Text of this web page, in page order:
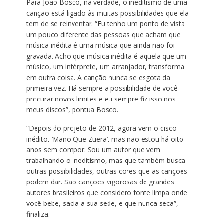
Para João Bosco, na verdade, o ineditismo de uma
canção está ligado às muitas possibilidades que ela
tem de se reinventar. “Eu tenho um ponto de vista
um pouco diferente das pessoas que acham que
música inédita é uma música que ainda não foi
gravada. Acho que música inédita é aquela que um
músico, um intérprete, um arranjador, transforma
em outra coisa. A canção nunca se esgota da
primeira vez. Há sempre a possibilidade de você
procurar novos limites e eu sempre fiz isso nos
meus discos”, pontua Bosco.
“Depois do projeto de 2012, agora vem o disco
inédito, ‘Mano Que Zuera’, mas não estou há oito
anos sem compor. Sou um autor que vem
trabalhando o ineditismo, mas que também busca
outras possibilidades, outras cores que as canções
podem dar. São canções vigorosas de grandes
autores brasileiros que considero fonte limpa onde
você bebe, sacia a sua sede, e que nunca seca”,
finaliza.